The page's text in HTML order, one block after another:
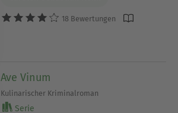
18 Bewertungen
Ave Vinum
Kulinarischer Kriminalroman
Serie